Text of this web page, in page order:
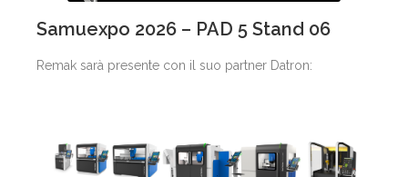
Samuexpo 2026 – PAD 5 Stand 06
Remak sarà presente con il suo partner Datron: